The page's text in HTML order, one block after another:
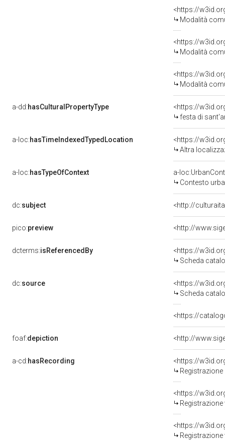
<https://
Modalità
<https://
Modalità
<https://
Modalità
a-dd:hasCulturalPropertyType
<https://
festa di
a-loc:hasTimeIndexedTypedLocation
<https://
Altra
a-loc:hasTypeOfContext
a-
Contesto
dc:subject <http://
pico:preview
dcterms:isReferencedBy
<https://
Scheda
dc:source
<https://
Scheda
<https://
foaf:depiction
a-cd:hasRecording
<https://
Registrazione
<https://
Registrazione